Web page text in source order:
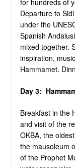
Departure to
under the
Spanish
mixed together.
inspiration,
Hammamet.
Day 3:
Breakfast in the
and visit of the
OKBA, the
the mausoleum
of the Prophet